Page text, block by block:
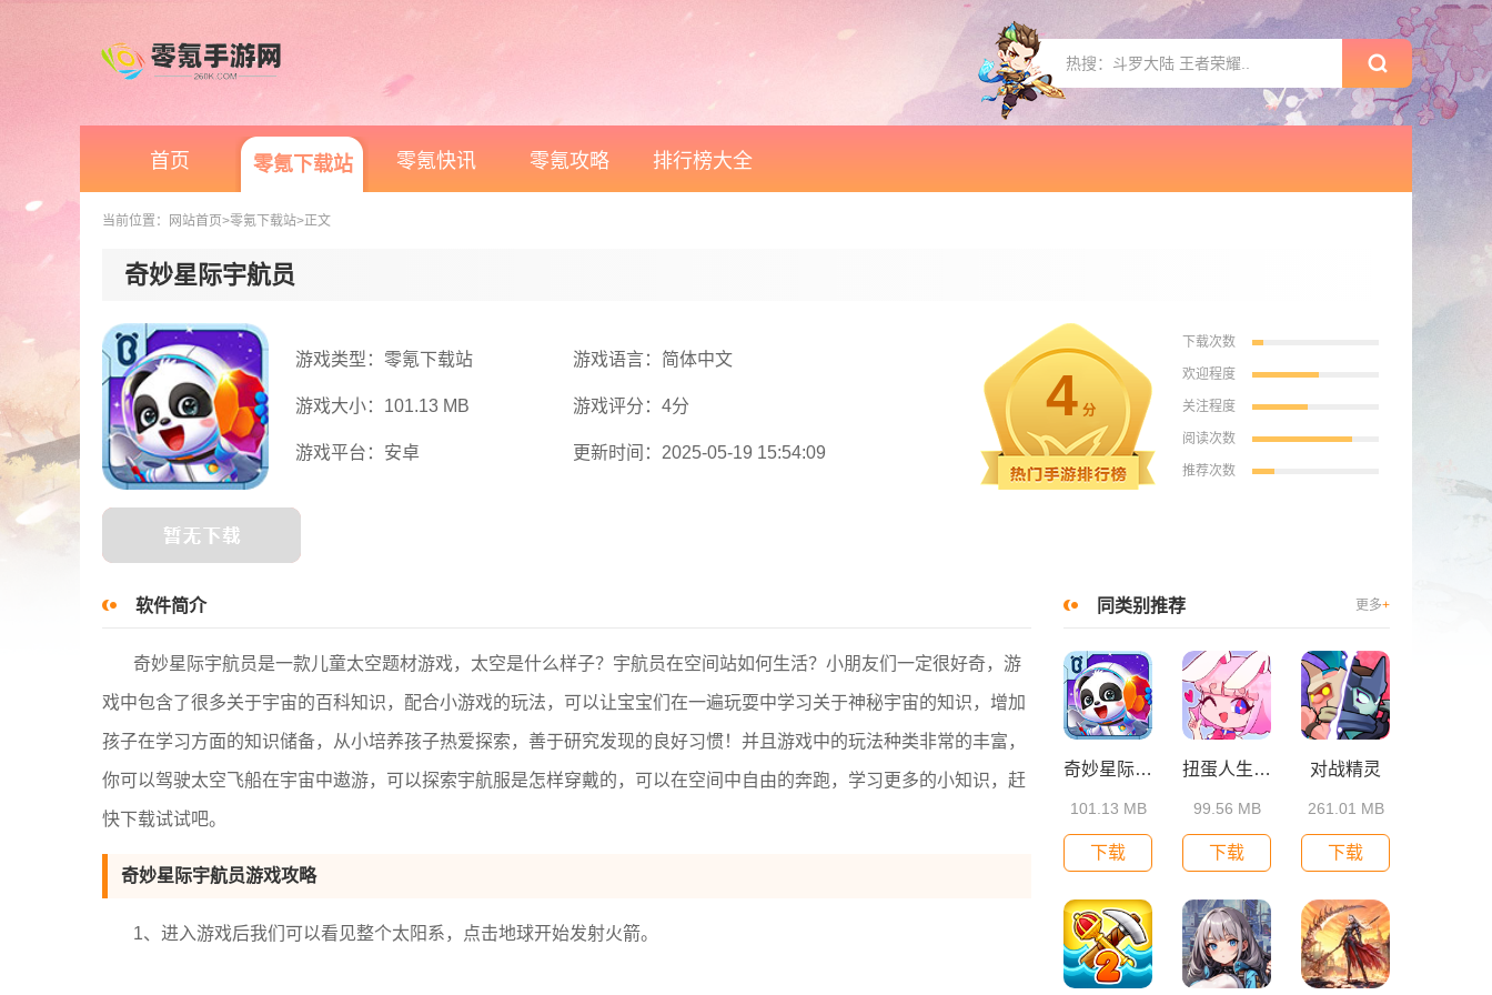
首页 零氪下载站 零氪快讯 零氪攻略 排行榜大全
当前位置： 网站首页>零氪下载站>正文
奇妙星际宇航员
游戏类型：零氪下载站 游戏语言：简体中文
游戏大小：101.13 MB 游戏评分：4分
游戏平台：安卓 更新时间：2025-05-19 15:54:09
4 分
下载次数
欢迎程度
关注程度
阅读次数
推荐次数
软件简介
奇妙星际宇航员是一款儿童太空题材游戏，太空是什么样子？宇航员在空间站如何生活？小朋友们一定很好奇，游
戏中包含了很多关于宇宙的百科知识，配合小游戏的玩法，可以让宝宝们在一遍玩耍中学习关于神秘宇宙的知识，增加
孩子在学习方面的知识储备，从小培养孩子热爱探索，善于研究发现的良好习惯！并且游戏中的玩法种类非常的丰富，
你可以驾驶太空飞船在宇宙中遨游，可以探索宇航服是怎样穿戴的，可以在空间中自由的奔跑，学习更多的小知识，赶
快下载试试吧。
奇妙星际宇航员游戏攻略
1、进入游戏后我们可以看见整个太阳系，点击地球开始发射火箭。
同类别推荐 更多+
奇妙星际宇航员
101.13 MB
下载
扭蛋人生游戏
99.56 MB
下载
对战精灵
261.01 MB
下载